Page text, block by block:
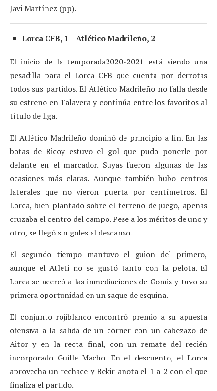
Javi Martínez (pp).
Lorca CFB, 1 – Atlético Madrileño, 2
El inicio de la temporada2020-2021 está siendo una
pesadilla para el Lorca CFB que cuenta por derrotas
todos sus partidos. El Atlético Madrileño no falla desde
su estreno en Talavera y continúa entre los favoritos al
título de liga.
El Atlético Madrileño dominó de principio a fin. En las
botas de Ricoy estuvo el gol que pudo ponerle por
delante en el marcador. Suyas fueron algunas de las
ocasiones más claras. Aunque también hubo centros
laterales que no vieron puerta por centímetros. El
Lorca, bien plantado sobre el terreno de juego, apenas
cruzaba el centro del campo. Pese a los méritos de uno y
otro, se llegó sin goles al descanso.
El segundo tiempo mantuvo el guion del primero,
aunque el Atleti no se gustó tanto con la pelota. El
Lorca se acercó a las inmediaciones de Gomis y tuvo su
primera oportunidad en un saque de esquina.
El conjunto rojiblanco encontró premio a su apuesta
ofensiva a la salida de un córner con un cabezazo de
Aitor y en la recta final, con un remate del recién
incorporado Guille Macho. En el descuento, el Lorca
aprovecha un rechace y Bekir anota el 1 a 2 con el que
finaliza el partido.